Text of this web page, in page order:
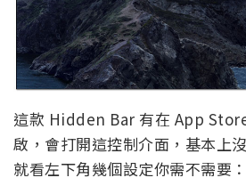
這款 Hidden Bar 有在 App
啟，會打開這控制介面，基本上
就看左下角幾個設定你需不需要：